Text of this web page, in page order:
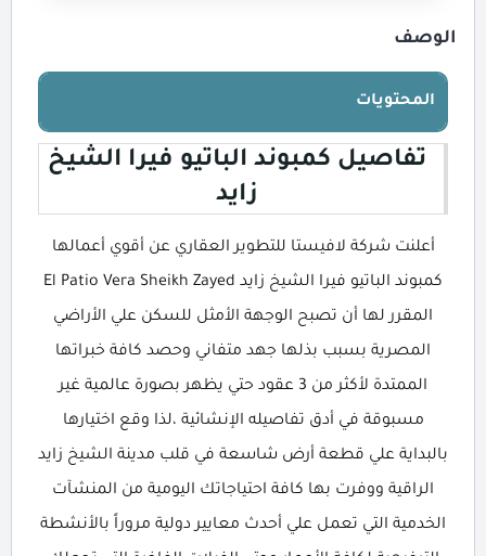
الوصف
المحتويات
تفاصيل كمبوند الباتيو فيرا الشيخ
زايد
أعلنت شركة لافيستا للتطوير العقاري عن أقوي أعمالها
كمبوند الباتيو فيرا الشيخ زايد El Patio Vera Sheikh Zayed
المقرر لها أن تصبح الوجهة الأمثل للسكن علي الأراضي
المصرية بسبب بذلها جهد متفاني وحصد كافة خبراتها
الممتدة لأكثر من 3 عقود حتي يظهر بصورة عالمية غير
مسبوقة في أدق تفاصيله الإنشائية ،لذا وقع اختيارها
بالبداية علي قطعة أرض شاسعة في قلب مدينة الشيخ زايد
الراقية ووفرت بها كافة احتياجاتك اليومية من المنشآت
الخدمية التي تعمل علي أحدث معايير دولية مروراً بالأنشطة